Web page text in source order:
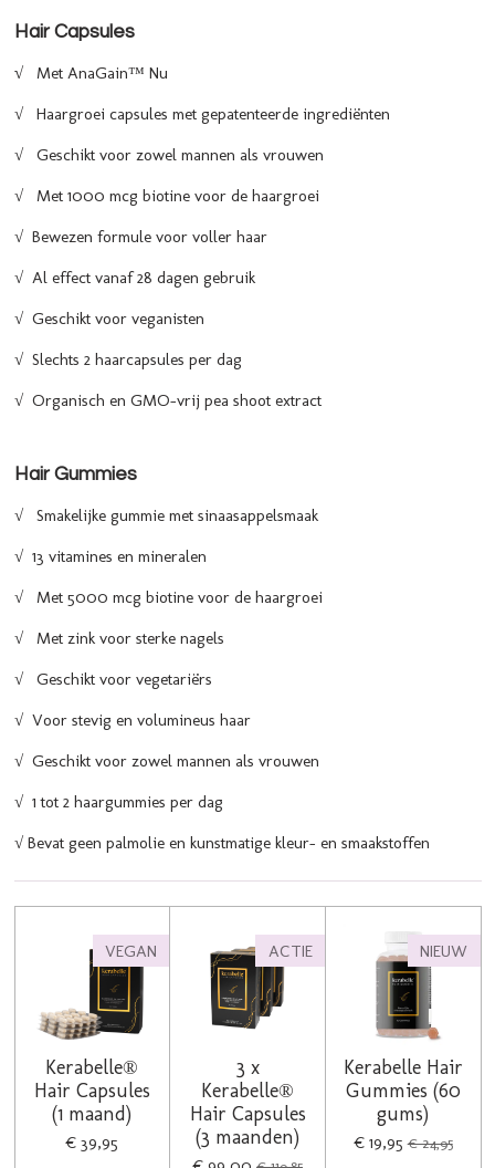
Hair Capsules
√Met AnaGain™ Nu
√ Haargroei capsules met gepatenteerde ingrediënten
√ Geschikt voor zowel mannen als vrouwen
√ Met 1000 mcg biotine voor de haargroei
√ Bewezen formule voor voller haar
√ Al effect vanaf 28 dagen gebruik
√ Geschikt voor veganisten
√ Slechts 2 haarcapsules per dag
√ Organisch en GMO-vrij pea shoot extract
Hair Gummies
√ Smakelijke gummie met sinaasappelsmaak
√ 13 vitamines en mineralen
√ Met 5000 mcg biotine voor de haargroei
√ Met zink voor sterke nagels
√ Geschikt voor vegetariërs
√ Voor stevig en volumineus haar
√ Geschikt voor zowel mannen als vrouwen
√ 1 tot 2 haargummies per dag
√ Bevat geen palmolie en kunstmatige kleur- en smaakstoffen
VEGAN
Kerabelle®
Hair Capsules
(1 maand)
€ 39,95
ACTIE
3 x
Kerabelle®
Hair Capsules
(3 maanden)
NIEUW
Kerabelle Hair
Gummies (60
gums)
€ 19,95 € 24,95